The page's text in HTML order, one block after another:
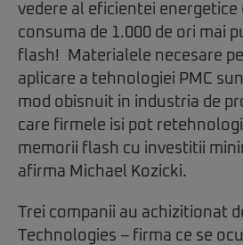
vedere al eficientei energetice
consuma de 1.000 de ori mai
flash! Materialele necesare
aplicare a tehnologiei PMC
mod obisnuit in industria de
care firmele isi pot
memorii flash cu investitii
afirma Michael Kozicki.
Trei companii au achizitionat
Technologies – firma ce se